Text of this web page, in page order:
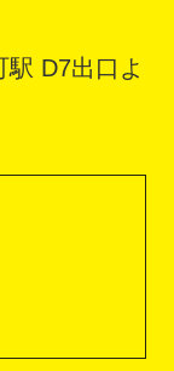
D7出口よ